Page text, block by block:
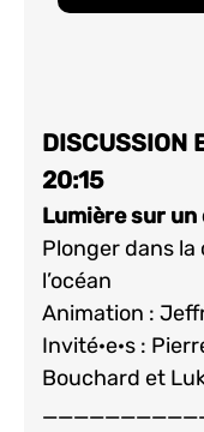
DISCUSSION
20:15
Lumière sur
Plonger dans
l’océan
Animation :
Invité·e·s :
Bouchard et